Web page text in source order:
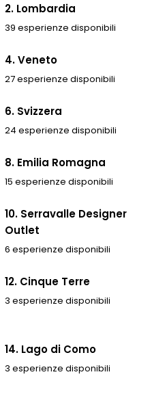
2. Lombardia
39 esperienze disponibili
4. Veneto
27 esperienze disponibili
6. Svizzera
24 esperienze disponibili
8. Emilia Romagna
15 esperienze disponibili
10. Serravalle Designer
Outlet
6 esperienze disponibili
12. Cinque Terre
3 esperienze disponibili
14. Lago di Como
3 esperienze disponibili